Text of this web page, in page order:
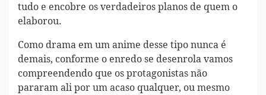
tudo e encobre os verdadeiros planos de quem o
elaborou.
Como drama em um anime desse tipo nunca é
demais, conforme o enredo se desenrola vamos
compreendendo que os protagonistas não
pararam ali por um acaso qualquer, ou mesmo